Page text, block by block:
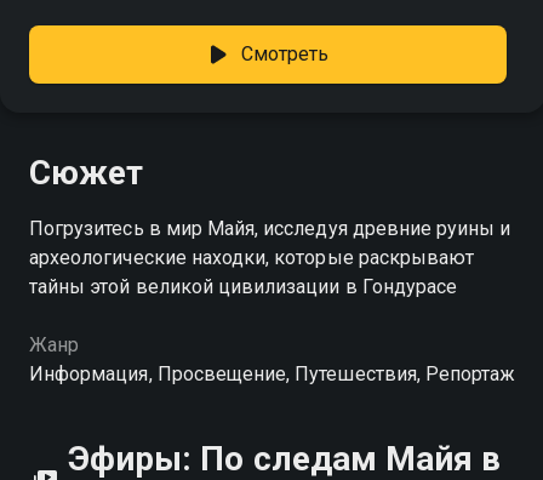
Смотреть
Сюжет
Погрузитесь в мир Майя, исследуя древние руины и
археологические находки, которые раскрывают
тайны этой великой цивилизации в Гондурасе
Жанр
Информация, Просвещение, Путешествия, Репортаж
Эфиры: По следам Майя в